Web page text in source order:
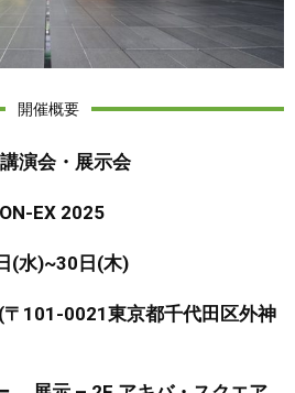
開催概要
演会・展示会
EX 2025
(水)~30日(木)
〒101-0021東京都千代田区外神